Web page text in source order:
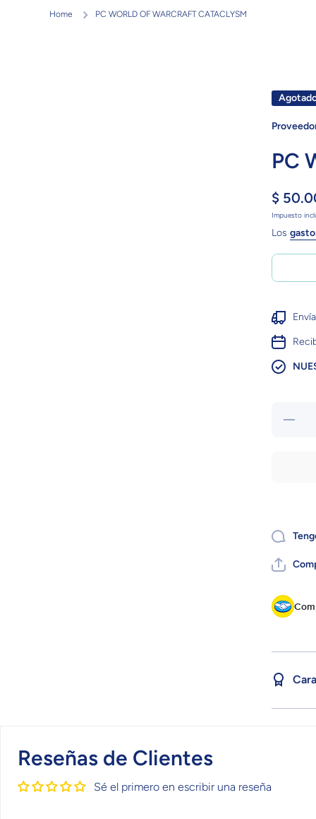
Home PC WORLD OF WARCRAFT CATACLYSM
PC
$
Impuesto
Los
Reseñas de Clientes
Sé el primero en escribir una reseña